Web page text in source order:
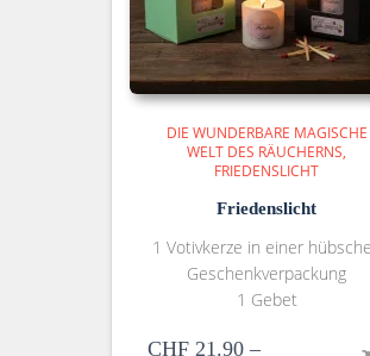
DIE WUNDERBARE MAGISCHE
WELT DES RÄUCHERNS
FRIEDENSLICHT
Friedenslicht
1 Votivkerze in einer
Geschenkverpackung
1 Gebet
CHF 21.90 –